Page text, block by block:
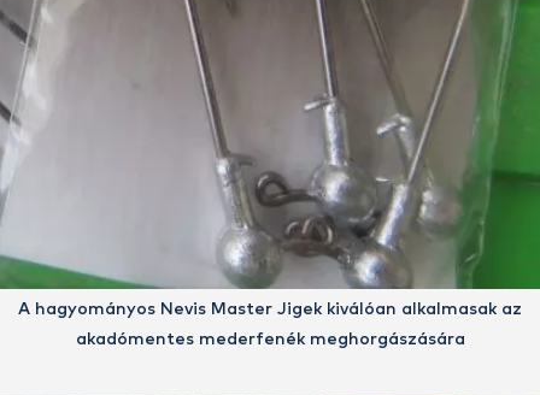
A hagyományos Nevis Master Jigek kiválóan alkalmasak az
akadómentes mederfenék meghorgászására